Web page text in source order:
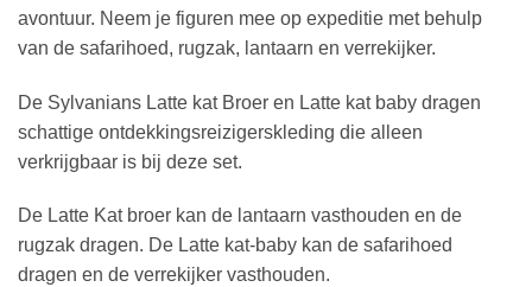
avontuur. Neem je figuren mee op expeditie met behulp
van de safarihoed, rugzak, lantaarn en verrekijker.
De Sylvanians Latte kat Broer en Latte kat baby dragen
schattige ontdekkingsreizigerskleding die alleen
verkrijgbaar is bij deze set.
De Latte Kat broer kan de lantaarn vasthouden en de
rugzak dragen. De Latte kat-baby kan de safarihoed
dragen en de verrekijker vasthouden.